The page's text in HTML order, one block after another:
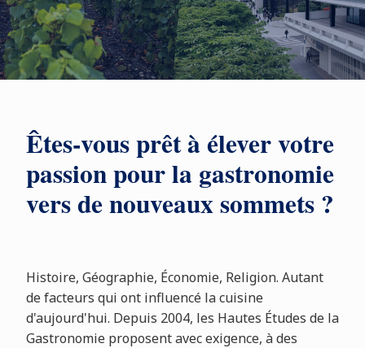
Êtes-vous prêt à élever votre
passion pour la gastronomie
vers de nouveaux sommets ?
Histoire, Géographie, Économie, Religion. Autant
de facteurs qui ont influencé la cuisine
d'aujourd'hui. Depuis 2004, les Hautes Études de la
Gastronomie proposent avec exigence, à des